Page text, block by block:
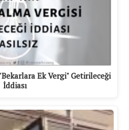
Ek Vergi" Getirileceği
İddiası